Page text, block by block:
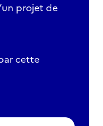
projet de
cette